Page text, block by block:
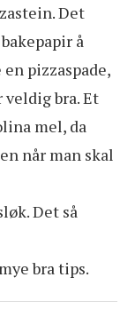
Det
å
en pizzaspade,
veldig bra. Et
mel, da
når man skal
Det så
bra tips.